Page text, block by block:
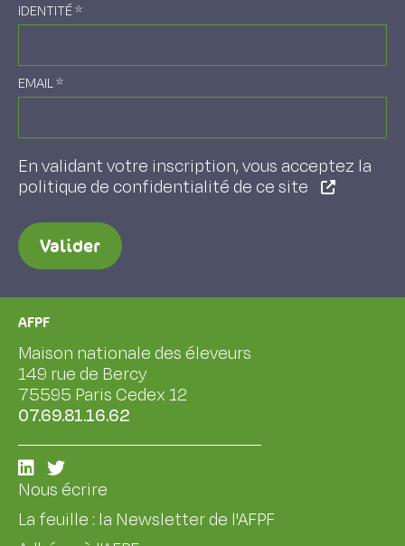
IDENTITÉ*
EMAIL*
En validant votre inscription, vous acceptez la
politique de confidentialité de ce site
Valider
AFPF
Maison nationale des éleveurs
149 rue de Bercy
75595 Paris Cedex 12
07.69.81.16.62
Nous écrire
La feuille : la Newsletter de l'AFPF